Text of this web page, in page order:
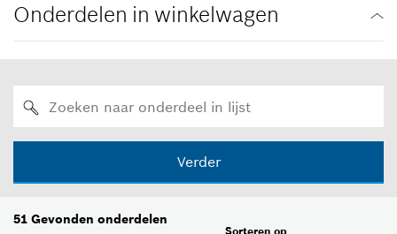
Onderdelen in winkelwagen
Verder
51 Gevonden onderdelen
Sorteren op